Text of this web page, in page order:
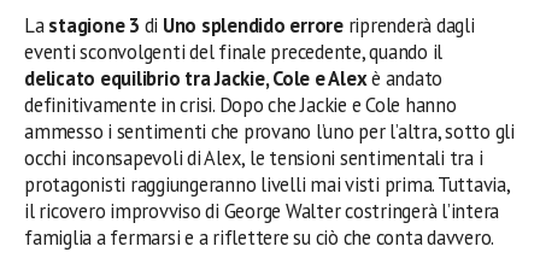
Lastagione 3 di Uno splendido erroreriprenderà dagli
eventi sconvolgenti del finale precedente, quando il
delicato equilibrio tra Jackie, Cole e Alexè andato
definitivamente in crisi. Dopo che Jackie e Cole hanno
ammesso i sentimenti che provano l’uno per l’altra, sotto gli
occhi inconsapevoli di Alex, le tensioni sentimentali tra i
protagonisti raggiungeranno livelli mai visti prima. Tuttavia,
il ricovero improvviso di George Walter costringerà l’intera
famiglia a fermarsi e a riflettere su ciò che conta davvero.